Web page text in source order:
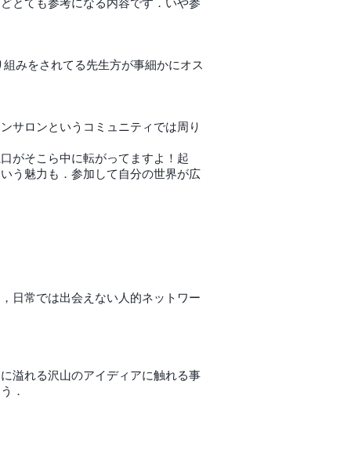
みをされてる先生方が事細かにオス
サロンというコミュニティでは周り
がそこら中に転がってますよ！起
う魅力も．参加して自分の世界が広
日常では出会えない人的ネットワー
溢れる沢山のアイディアに触れる事
．